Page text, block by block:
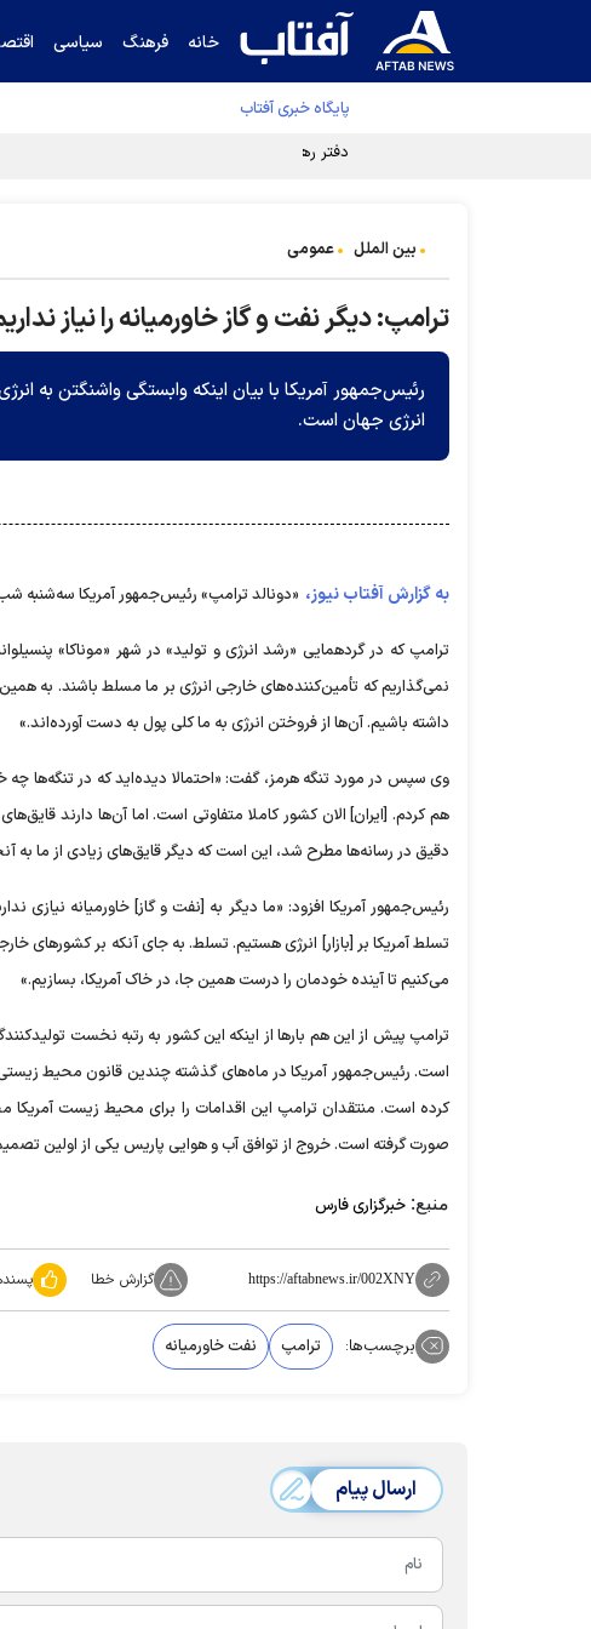
خانه فرهنگ سیاسی
پایگاه خبری آفتاب
دفتر رهبر انقلاب ادعای خرازی درباره پزشکیان را تکذیب
بین الملل عمومی
ترامپ: دیگر نفت و گاز خاورمیانه را نیاز
رئیس‌جمهور آمریکا با بیان اینکه وابستگی واشنگتن به
انرژی جهان است.
به گزارش آفتاب نیوز، «دونالد ترامپ» رئیس‌جمهور آمریکا سه‌شنبه
ترامپ که در گردهمایی «رشد انرژی و تولید» در شهر «موناکا»
نمی‌گذاریم که تأمین‌کننده‌های خارجی انرژی بر ما مسلط باشند. به
داشته باشیم. آن‌ها از فروختن انرژی به ما کلی پول به دست آورده‌اند.»
وی سپس در مورد تنگه هرمز، گفت: «احتمالا دیده‌اید که در تنگه‌ها
هم کردم. [ایران] الان کشور کاملا متفاوتی است. اما آن‌ها دارند
دقیق در رسانه‌ها مطرح شد، این است که دیگر قایق‌های زیادی از ما به
رئیس‌جمهور آمریکا افزود: «ما دیگر به [نفت و گاز] خاورمیانه
تسلط آمریکا بر [بازار] انرژی هستیم. تسلط. به جای آنکه بر کشورهای
می‌کنیم تا آینده خودمان را درست همین جا، در خاک آمریکا، بسازیم.»
ترامپ پیش از این هم بارها از اینکه این کشور به رتبه نخست
است. رئیس‌جمهور آمریکا در ماه‌های گذشته چندین قانون محیط
کرده است. منتقدان ترامپ این اقدامات را برای محیط زیست
صورت گرفته است. خروج از توافق آب و هوایی پاریس یکی از اولین
منبع: خبرگزاری فارس
https://aftabnews.ir/002XNY گزارش خطا
برچسب‌ها: ترامپ نفت خاورمیانه
ارسال پیام